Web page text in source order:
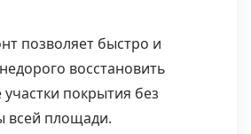
позволяет быстро и
восстановить
покрытия без
всей площади.